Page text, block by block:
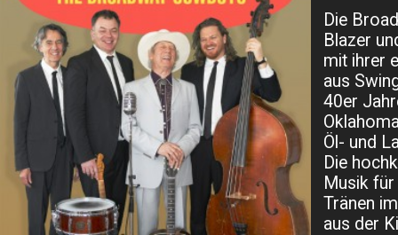
Die
Blazer
mit ihrer
aus
40er
Öl- und
Die
Musik
Tränen
aus der